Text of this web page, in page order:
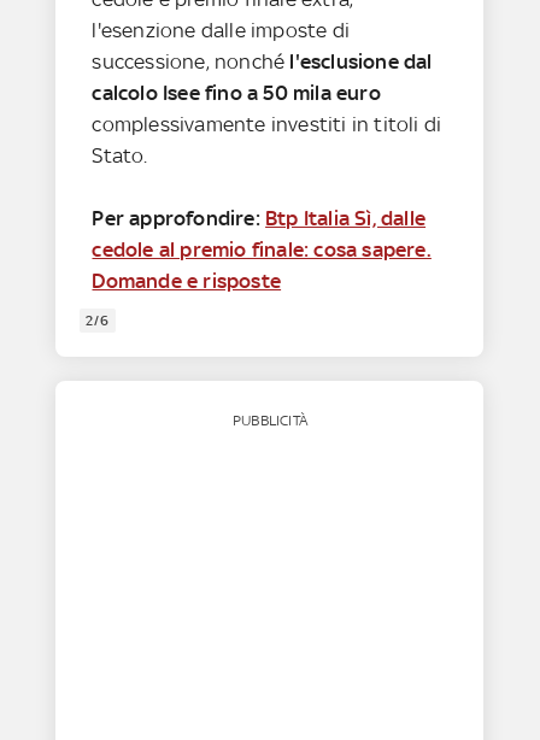
l'esenzione dalle imposte di
successione, nonché l'esclusione dal
calcolo Isee fino a 50 mila euro
complessivamente investiti in titoli di
Stato.
Per approfondire: Btp Italia Sì, dalle
cedole al premio finale: cosa sapere.
Domande e risposte
2/6
PUBBLICITÀ